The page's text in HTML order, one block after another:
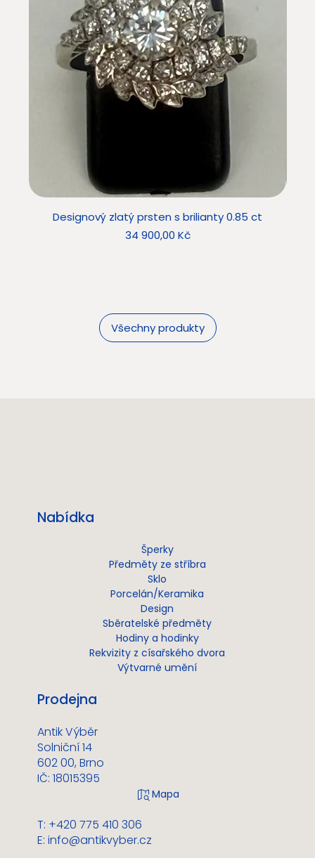
Všechny produkty
Designový zlatý prsten s brilianty 0.85 ct
Cena
34 900,00 Kč
Nabídka
Šperky
Předměty ze stříbra
Sklo
Porcelán/Keramika
Design
Sběratelské předměty
Hodiny a hodinky
Rekvizity z císařského dvora
Výtvarné umění
Prodejna
Antik Výběr
Solniční 14
602 00, Brno
IČ: 18015395
T: +420 775 410 306
E: info@antikvyber.cz